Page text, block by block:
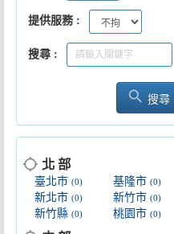
提供服務
搜尋
search 搜尋
location_searching 北 部
臺北市 (0) 基隆市(0)
新北市 (0) 新竹市(0)
新竹縣 (0) 桃園市(0)